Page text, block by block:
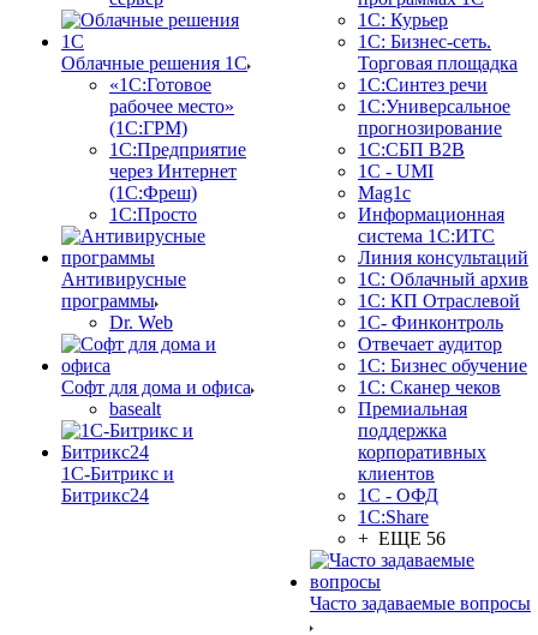
Облачные решения 1С
«1C:Готовое
рабочее место»
(1С:ГРМ)
1С:Предприятие
через Интернет
(1С:Фреш)
1С:Просто
Антивирусные
программы
Dr. Web
Софт для дома и офиса
basealt
1С-Битрикс и
Битрикс24
1С: Курьер
1С: Бизнес-сеть.
Торговая площадка
1С:Синтез речи
1С:Универсальное
прогнозирование
1С:СБП B2B
1C - UMI
Mag1c
Информационная
система 1С:ИТС
Линия консультаций
1С: Облачный архив
1С: КП Отраслевой
1С- Финконтроль
Отвечает аудитор
1С: Бизнес обучение
1С: Сканер чеков
Премиальная
поддержка
корпоративных
клиентов
1С - ОФД
1С:Share
+ ЕЩЕ 56
Часто задаваемые вопросы